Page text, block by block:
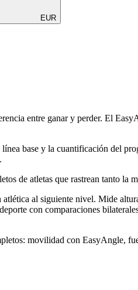
EUR
entre ganar y perder. El
base y la cuantificación del
de atletas que rastrean tanto la
al siguiente nivel. Mide
con comparaciones
movilidad con EasyAngle,